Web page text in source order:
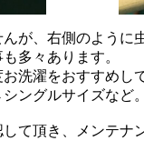
が、右側のように
多々あります。
洗濯をおすすめし
ングルサイズなど。
て頂き、メンテナ